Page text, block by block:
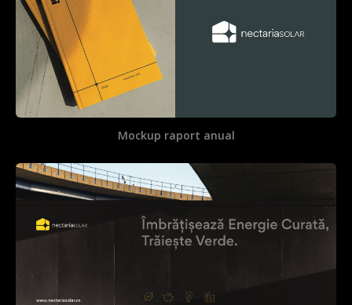
Mockup raport anual